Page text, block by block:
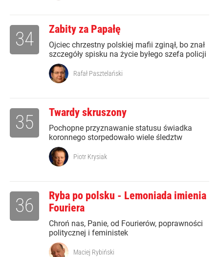
Zabity za Papałę
Ojciec chrzestny polskiej mafii zginął, bo znał
szczegóły spisku na życie byłego szefa policji
34
Rafał Pasztelański
Twardy skruszony
Pochopne przyznawanie statusu świadka
koronnego storpedowało wiele śledztw
35
Piotr Krysiak
Ryba po polsku - Lemoniada imienia
Fouriera
Chroń nas, Panie, od Fourierów, poprawności
politycznej i feministek
36
Maciej Rybiński